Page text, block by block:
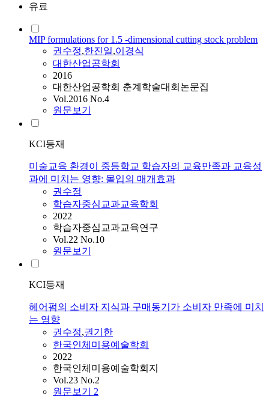
유료
MIP formulations for 1.5 -dimensional cutting stock problem
권수정,한진일,이경식
대한산업공학회
2016
대한산업공학회 춘계학술대회논문집
Vol.2016 No.4
원문보기
KCI등재
미술교육 환경이 중등학교 학습자의 교육만족과 교육성
과에 미치는 영향: 몰입의 매개효과
권수정
학습자중심교과교육학회
2022
학습자중심교과교육연구
Vol.22 No.10
원문보기
KCI등재
헤어펌의 소비자 지식과 구매동기가 소비자 만족에 미치
는 영향
권수정,권기한
한국인체미용예술학회
2022
한국인체미용예술학회지
Vol.23 No.2
원문보기 2